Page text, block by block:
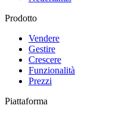
Prodotto
Vendere
Gestire
Crescere
Funzionalità
Prezzi
Piattaforma